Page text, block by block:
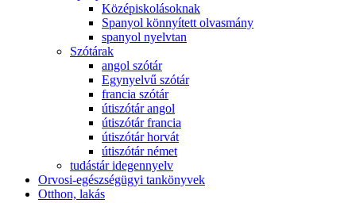
Középiskolásoknak
Spanyol könnyített olvasmány
spanyol nyelvtan
Szótárak
angol szótár
Egynyelvű szótár
francia szótár
útiszótár angol
útiszótár francia
útiszótár horvát
útiszótár német
tudástár idegennyelv
Orvosi-egészségügyi tankönyvek
Otthon, lakás